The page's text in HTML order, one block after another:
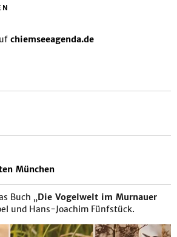
chiemseeagenda.de
München
Buch „Die Vogelwelt im Murnauer
und Hans-Joachim Fünfstück.